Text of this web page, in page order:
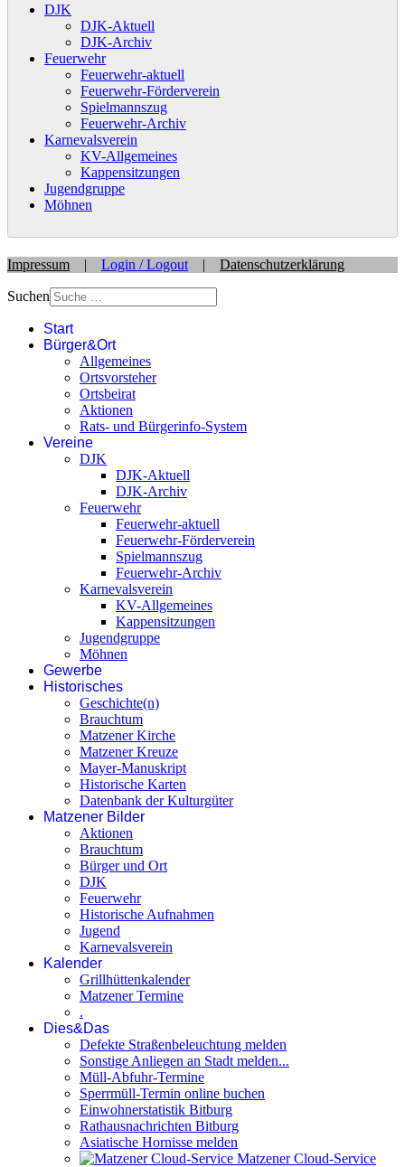
DJK
DJK-Aktuell
DJK-Archiv
Feuerwehr
Feuerwehr-aktuell
Feuerwehr-Förderverein
Spielmannszug
Feuerwehr-Archiv
Karnevalsverein
KV-Allgemeines
Kappensitzungen
Jugendgruppe
Möhnen
Impressum | Login / Logout | Datenschutzerklärung
Suchen
Start
Bürger&Ort
Allgemeines
Ortsvorsteher
Ortsbeirat
Aktionen
Rats- und Bürgerinfo-System
Vereine
DJK
DJK-Aktuell
DJK-Archiv
Feuerwehr
Feuerwehr-aktuell
Feuerwehr-Förderverein
Spielmannszug
Feuerwehr-Archiv
Karnevalsverein
KV-Allgemeines
Kappensitzungen
Jugendgruppe
Möhnen
Gewerbe
Historisches
Geschichte(n)
Brauchtum
Matzener Kirche
Matzener Kreuze
Mayer-Manuskript
Historische Karten
Datenbank der Kulturgüter
Matzener Bilder
Aktionen
Brauchtum
Bürger und Ort
DJK
Feuerwehr
Historische Aufnahmen
Jugend
Karnevalsverein
Kalender
Grillhüttenkalender
Matzener Termine
.
Dies&Das
Defekte Straßenbeleuchtung melden
Sonstige Anliegen an Stadt melden...
Müll-Abfuhr-Termine
Sperrmüll-Termin online buchen
Einwohnerstatistik Bitburg
Rathausnachrichten Bitburg
Asiatische Hornisse melden
Matzener Cloud-Service